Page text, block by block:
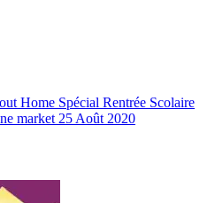
Home Spécial Rentrée Scolaire
market 25 Août 2020